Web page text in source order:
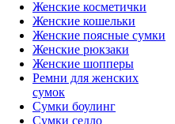
Женские косметички
Женские кошельки
Женские поясные сумки
Женские рюкзаки
Женские шопперы
Ремни для женских
сумок
Сумки боулинг
Сумки седло